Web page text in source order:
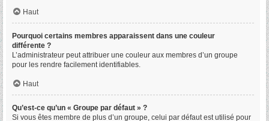
Haut
Pourquoi certains membres apparaissent dans une couleur
différente ?
L’administrateur peut attribuer une couleur aux membres d’un groupe
pour les rendre facilement identifiables.
Haut
Qu’est-ce qu’un « Groupe par défaut » ?
Si vous êtes membre de plus d’un groupe, celui par défaut est utilisé pour